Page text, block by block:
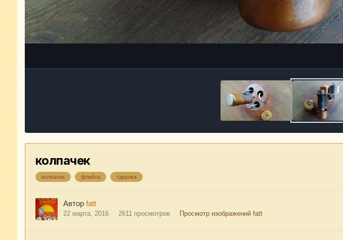
колпачек
колпачек флейта тарелка
Автор fatt
22 марта, 2016 2611 просмотров Просмотр изображений fatt